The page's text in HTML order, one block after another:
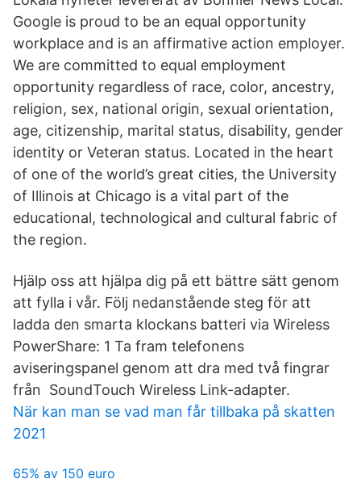
Google is proud to be an equal opportunity
workplace and is an affirmative action employer.
We are committed to equal employment
opportunity regardless of race, color, ancestry,
religion, sex, national origin, sexual orientation,
age, citizenship, marital status, disability, gender
identity or Veteran status. Located in the heart
of one of the world’s great cities, the University
of Illinois at Chicago is a vital part of the
educational, technological and cultural fabric of
the region.
Hjälp oss att hjälpa dig på ett bättre sätt genom
att fylla i vår. Följ nedanstående steg för att
ladda den smarta klockans batteri via Wireless
PowerShare: 1 Ta fram telefonens
aviseringspanel genom att dra med två fingrar
från SoundTouch Wireless Link-adapter.
När kan man se vad man får tillbaka på skatten
2021
65% av 150 euro